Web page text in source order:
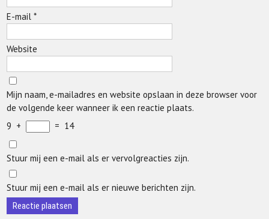
E-mail*
Website
Mijn naam, e-mailadres en website opslaan in deze browser voor
de volgende keer wanneer ik een reactie plaats.
9 + = 14
Stuur mij een e-mail als er vervolgreacties zijn.
Stuur mij een e-mail als er nieuwe berichten zijn.